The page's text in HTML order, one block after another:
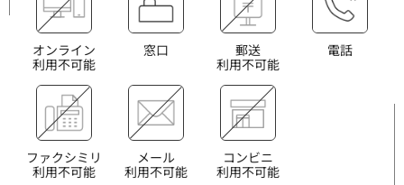
オンライン
利用不可能
窓口
郵送
利用不可能
電話
ファクシミリ
利用不可能
メール
利用不可能
コンビニ
利用不可能